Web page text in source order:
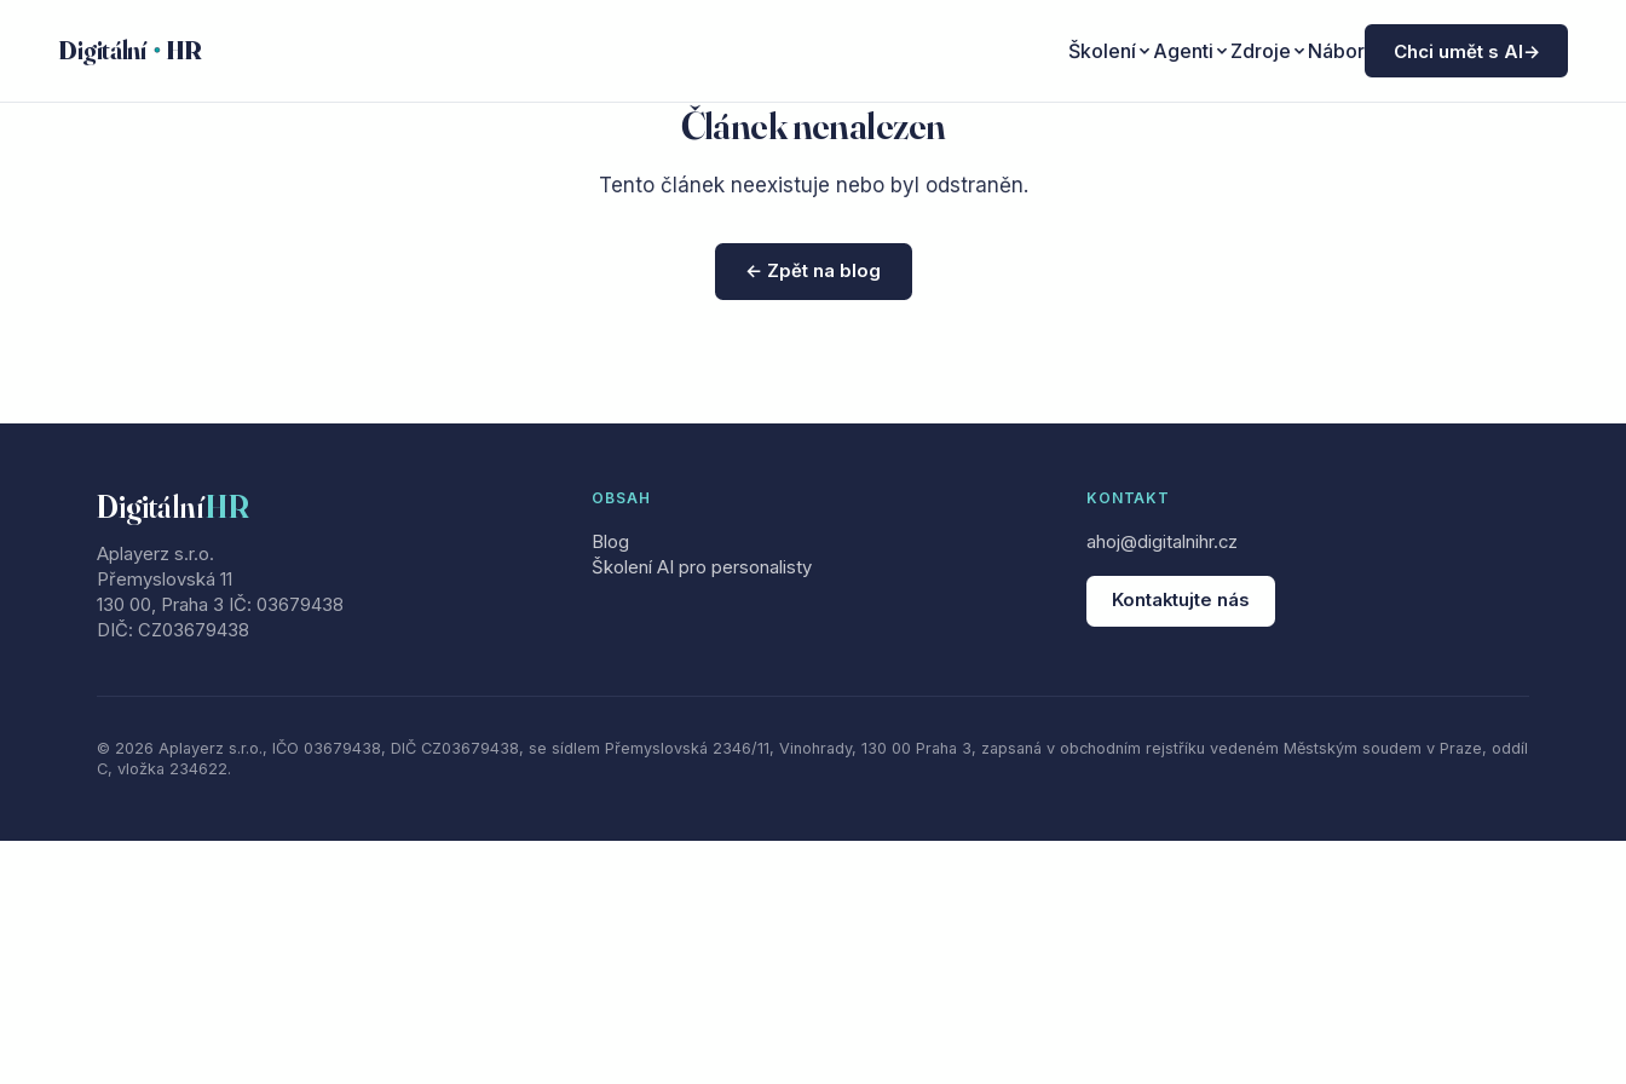
Digitální HR Školení Agenti Zdroje Nábor Chci umět s AI→
Článek nenalezen
Tento článek neexistuje nebo byl odstraněn.
← Zpět na blog
DigitálníHR
Aplayerz s.r.o.
Přemyslovská 11
130 00, Praha 3 IČ: 03679438
DIČ: CZ03679438
OBSAH
Blog
Školení AI pro personalisty
KONTAKT
ahoj@digitalnihr.cz
Kontaktujte nás
© 2026 Aplayerz s.r.o., IČO 03679438, DIČ CZ03679438, se sídlem Přemyslovská 2346/11, Vinohrady, 130 00 Praha 3, zapsaná v obchodním rejstříku vedeném Městským soudem v Praze, oddíl
C, vložka 234622.